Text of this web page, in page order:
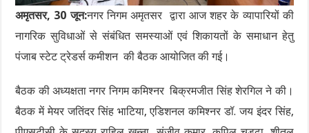
अमृतसर, 30 जून:नगर निगम अमृतसर द्वारा आज शहर के व्यापारियों की
नागरिक सुविधाओं से संबंधित समस्याओं एवं शिकायतों के समाधान हेतु
पंजाब स्टेट ट्रेडर्स कमीशन की बैठक आयोजित की गई।
बैठक की अध्यक्षता नगर निगम कमिश्नर बिक्रमजीत सिंह शेरगिल ने की।
बैठक में मेयर जतिंदर सिंह भाटिया, एडिशनल कमिश्नर डॉ. जय इंदर सिंह,